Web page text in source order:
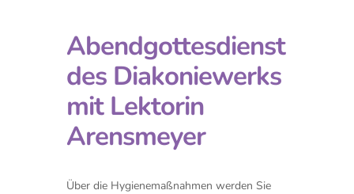
Abendgottesdienst
des Diakoniewerks
mit Lektorin
Arensmeyer
Über die Hygienemaßnahmen werden Sie